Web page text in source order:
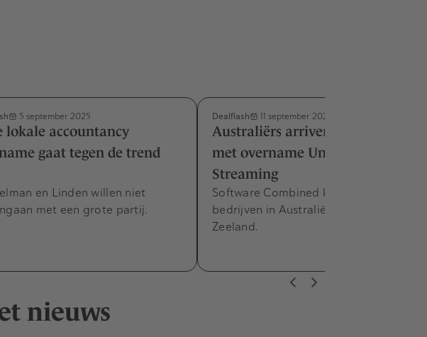
5 september 2025
lokale accountancy
gaat tegen de trend
en Linden willen niet
met een grote partij.
Dealflash 11 september 2025
Australiërs arriveren in Europa
met overname Unified
Streaming
Software Combined bezit tien
bedrijven in Australië en Nieuw-
Zeeland.
nieuws